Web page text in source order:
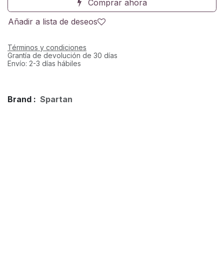
Comprar ahora
Añadir a lista de deseos
Términos y condiciones
Grantía de devolución de 30 días
Envío: 2-3 días hábiles
Brand : Spartan